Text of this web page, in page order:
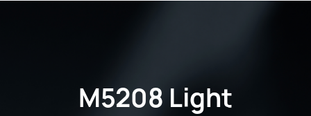
M5208 Light